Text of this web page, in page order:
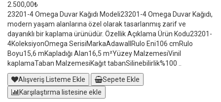
2.500,00₺
23201-4 Omega Duvar Kağıdı Modeli23201-4 Omega Duvar Kağıdı,
modern yaşam alanlarına özel olarak tasarlanmış zarif ve
dayanıklı bir kaplama ürünüdür. Özellik Açıklama Ürün Kodu23201-
4KoleksiyonOmega SerisiMarkaAdawallRulo Eni106 cmRulo
Boyu15,6 mKapladığı Alan16,5 m²Yüzey MalzemesiVinil
kaplamaTaban MalzemesiKağıt tabanSilinebilirlik%100 ..
Alışveriş Listeme Ekle
Sepete Ekle
Karşılaştırma listesine ekle